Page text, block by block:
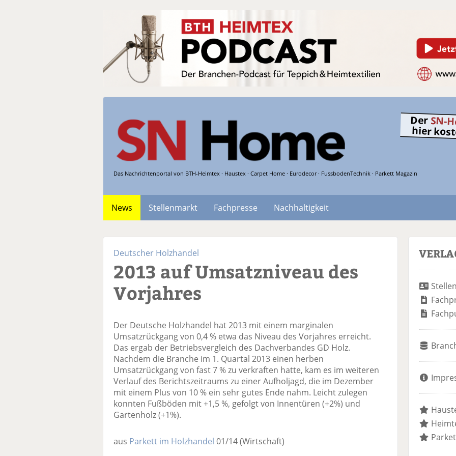
Das Nachrichtenportal von BTH-Heimtex · Haustex · Carpet Home · Eurodecor · FussbodenTechnik · Parkett Magazin
Der SN-
hier
News Stellenmarkt Fachpresse
Nachhaltigkeit
Deutscher Holzhandel
2013 auf Umsatzniveau des
Vorjahres
Der Deutsche Holzhandel hat 2013 mit einem marginalen
Umsatzrückgang von 0,4 % etwa das Niveau des Vorjahres erreicht.
Das ergab der Betriebsvergleich des Dachverbandes GD Holz.
Nachdem die Branche im 1. Quartal 2013 einen herben
Umsatzrückgang von fast 7 % zu verkraften hatte, kam es im weiteren
Verlauf des Berichtszeitraums zu einer Aufholjagd, die im Dezember
mit einem Plus von 10 % ein sehr gutes Ende nahm. Leicht zulegen
konnten Fußböden mit +1,5 %, gefolgt von Innentüren (+2%) und
Gartenholz (+1%).
aus Parkett im Holzhandel 01/14(Wirtschaft)